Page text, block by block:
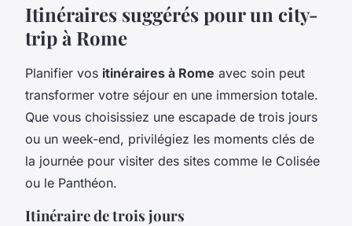
Itinéraires suggérés pour un city-
trip à Rome
Planifier vos itinéraires à Rome avec soin peut
transformer votre séjour en une immersion totale.
Que vous choisissiez une escapade de trois jours
ou un week-end, privilégiez les moments clés de
la journée pour visiter des sites comme le Colisée
ou le Panthéon.
Itinéraire de trois jours